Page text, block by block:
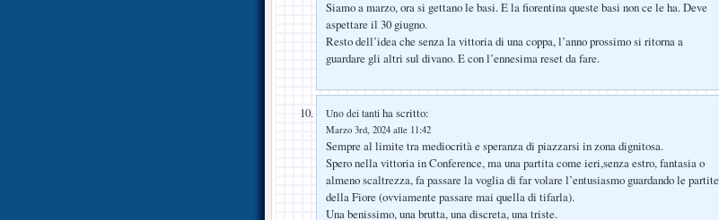
Siamo a marzo, ora si gettano le basi. E la fiorentina queste basi non ce le ha. Deve
aspettare il 30 giugno.
Resto dell’idea che senza la vittoria di una coppa, l’anno prossimo si ritorna a
guardare gli altri sul divano. E con l’ennesima reset da fare.
Uno dei tanti ha scritto:
Marzo 3rd, 2024 alle 11:42
Sempre al limite tra mediocrità e speranza di piazzarsi in zona dignitosa.
Spero nella vittoria in Conference, ma una partita come ieri,senza estro, fantasia o
almeno scaltrezza, fa passare la voglia di far volare l’entusiasmo guardando le partite
della Fiore (ovviamente passare mai quella di tifarla).
Una benissimo, una brutta, una discreta, una triste.